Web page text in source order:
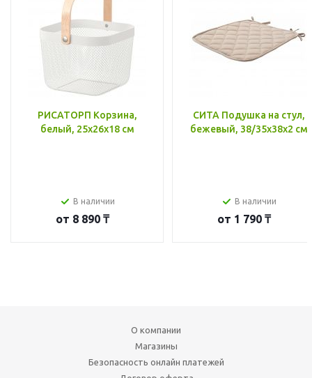
РИСАТОРП Корзина,
белый, 25x26x18 см
В наличии
от 8 890 ₸
СИТА Подушка на стул,
бежевый, 38/35x38x2 см
В наличии
от 1 790 ₸
О компании
Магазины
Безопасность онлайн платежей